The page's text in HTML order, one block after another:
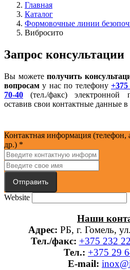
Главная
Каталог
Формовочные линии
Вибросито
Запрос консультации
Вы можетеполучить
вопросам у нас по телефону +375
70-40 (тел./факс) электронной
оставив свои контактные данные
Контактная информация (телефон,
др.) *
Отправить
Website
Наши
Адрес: РБ, г. Гомель,
Тел./факс: +375 232
Тел.: +375 29
E-mail: